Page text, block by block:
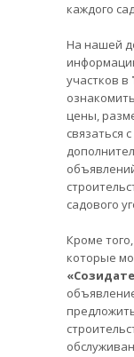
каждого
На нашей
участков в
цены,
связаться
садового
Кроме
которые